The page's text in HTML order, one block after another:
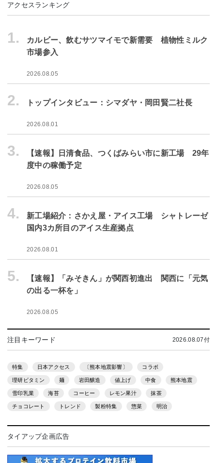
アクセスランキング
1.
カルビー、飲むサツマイモで新需要 植物性ミルク
市場参入
2026.08.05
2. トップインタビュー：シマダヤ・岡田賢二社長
2026.08.01
3.
【速報】日清食品、つくばみらい市に新工場 29年
度中の稼働予定
2026.08.05
4.
新工場紹介：さかえ屋・アイス工場 シャトレーゼ
国内3カ所目のアイス生産拠点
2026.08.01
5.
【速報】「みそきん」が関西初進出 関西に「元気
の出る一杯を」
2026.08.05
注目キーワード 2026.08.07付
特集 日本アクセス 〔熊本地震影響〕 コラボ
理研ビタミン 麺 岩田醸造 値上げ 中食 熊本地震
雪印乳業 海苔 コーヒー レモン果汁 抹茶
チョコレート トレンド 製粉特集 惣菜 明治
タイアップ企画広告